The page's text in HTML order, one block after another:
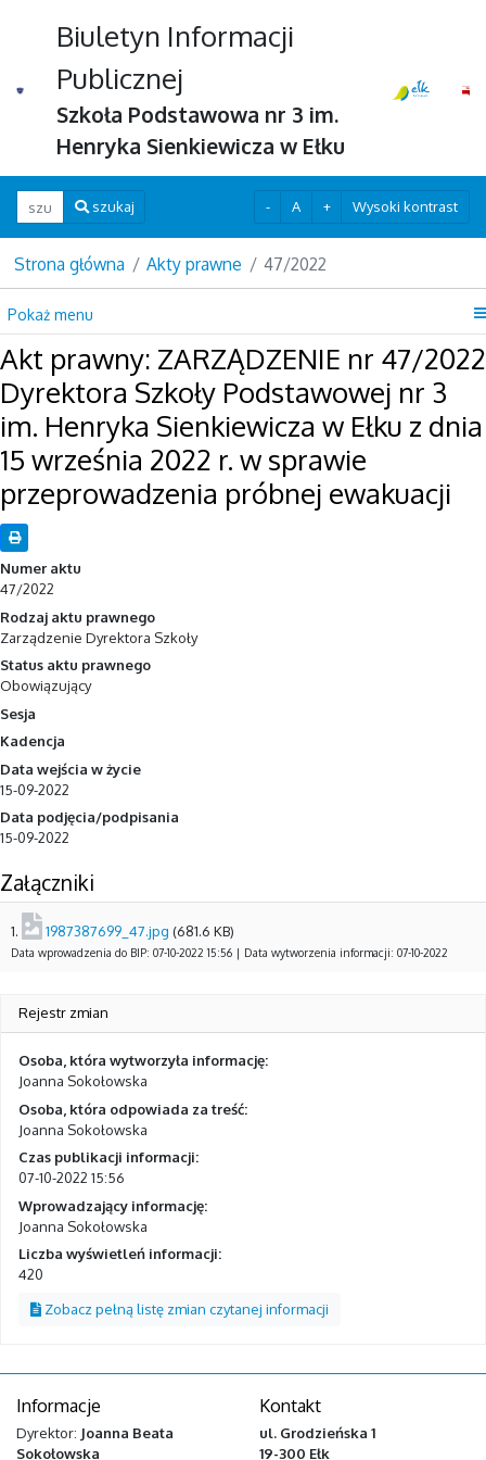
Biuletyn Informacji
Publicznej
Szkoła Podstawowa nr 3 im.
Henryka Sienkiewicza w Ełku
Wpisz szukaną frazę
szukaj - A + Wysoki kontrast
Strona główna Akty prawne 47/2022
Pokaż menu
Akt prawny: ZARZĄDZENIE nr 47/2022
Dyrektora Szkoły Podstawowej nr 3
im. Henryka Sienkiewicza w Ełku z dnia
15 września 2022 r. w sprawie
przeprowadzenia próbnej ewakuacji
Numer aktu
47/2022
Rodzaj aktu prawnego
Zarządzenie Dyrektora Szkoły
Status aktu prawnego
Obowiązujący
Sesja
Kadencja
Data wejścia w życie
15-09-2022
Data podjęcia/podpisania
15-09-2022
Załączniki
1. 1987387699_47.jpg (681.6 KB)
Data wprowadzenia do BIP: 07-10-2022 15:56 | Data wytworzenia informacji: 07-10-2022
Rejestr zmian
Osoba, która wytworzyła informację:
Joanna Sokołowska
Osoba, która odpowiada za treść:
Joanna Sokołowska
Czas publikacji informacji:
07-10-2022 15:56
Wprowadzający informację:
Joanna Sokołowska
Liczba wyświetleń informacji:
420
Zobacz pełną listę zmian czytanej informacji
Informacje
Dyrektor: Joanna Beata
Sokołowska
Kontakt
ul. Grodzieńska 1
19-300 Ełk